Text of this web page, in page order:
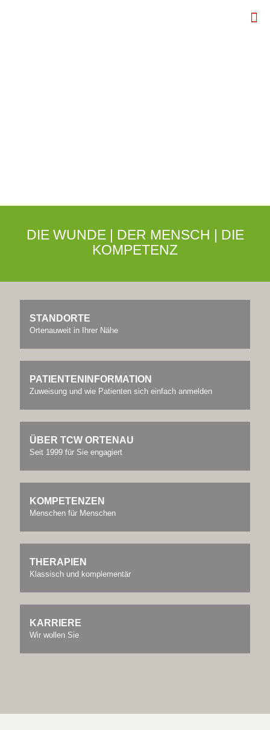
DIE WUNDE | DER MENSCH | DIE
KOMPETENZ
STANDORTE
Ortenauweit in Ihrer Nähe
PATIENTEN­INFORMATION
Zuweisung und wie Patienten sich einfach anmelden
ÜBER TCW ORTENAU
Seit 1999 für Sie engagiert
KOMPETENZEN
Menschen für Menschen
THERAPIEN
Klassisch und komplementär
KARRIERE
Wir wollen Sie